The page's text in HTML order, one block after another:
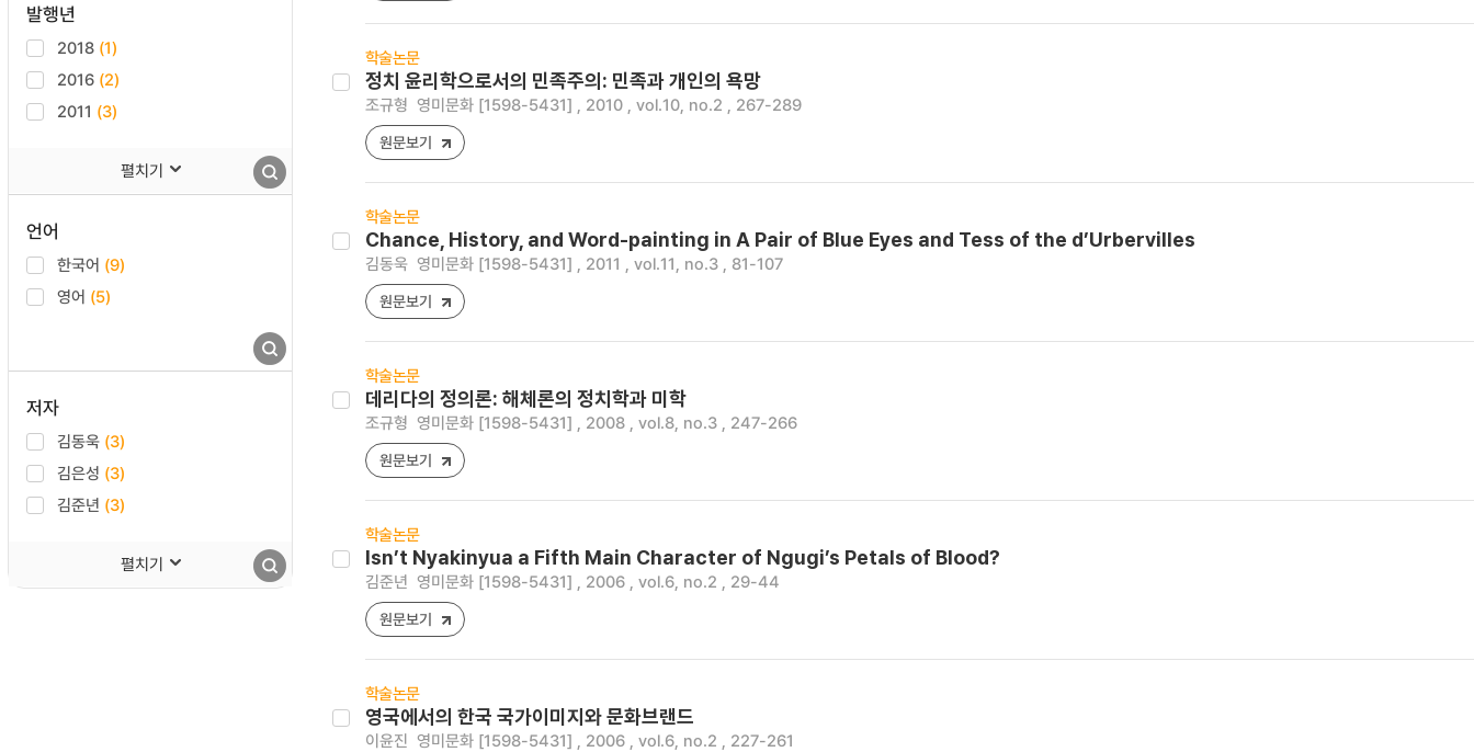
발행년
2018 (1)
2016 (2)
2011 (3)
펼치기
언어
한국어 (9)
영어 (5)
저자
김동욱 (3)
김은성 (3)
김준년 (3)
펼치기
학술논문
정치 윤리학으로서의 민족주의: 민족과 개인의 욕망
조규형 영미문화 [1598-5431] , 2010 , vol.10, no.2 , 267-289
원문보기
학술논문
Chance, History, and Word-painting in A Pair of Blue Eyes and Tess of the d’Urbervilles
김동욱 영미문화 [1598-5431] , 2011 , vol.11, no.3 , 81-107
원문보기
학술논문
데리다의 정의론: 해체론의 정치학과 미학
조규형 영미문화 [1598-5431] , 2008 , vol.8, no.3 , 247-266
원문보기
학술논문
Isn’t Nyakinyua a Fifth Main Character of Ngugi’s Petals of Blood?
김준년 영미문화 [1598-5431] , 2006 , vol.6, no.2 , 29-44
원문보기
학술논문
영국에서의 한국 국가이미지와 문화브랜드
이윤진 영미문화 [1598-5431] , 2006 , vol.6, no.2 , 227-261